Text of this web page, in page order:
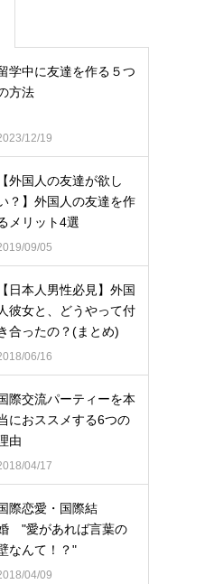
学中に友達を作る５つ
方法
12/19
【外国人の友達が欲し
？】外国人の友達を作
メリット4選
09/05
【日本人男性必見】外国
人彼女と、どうやって付
合ったの？(まとめ)
06/16
際交流パーティーを本
におススメする6つの
由
04/17
際恋愛・国際結
"愛があれば言葉の
なんて！？"
04/09